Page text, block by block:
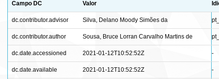
Campo DC Valor
dc.contributor.advisor Silva, Delano Moody Simões da
dc.contributor.author Sousa, Bruce Lorran Carvalho Martins de
dc.date.accessioned 2021-01-12T10:52:52Z -
dc.date.available 2021-01-12T10:52:52Z -